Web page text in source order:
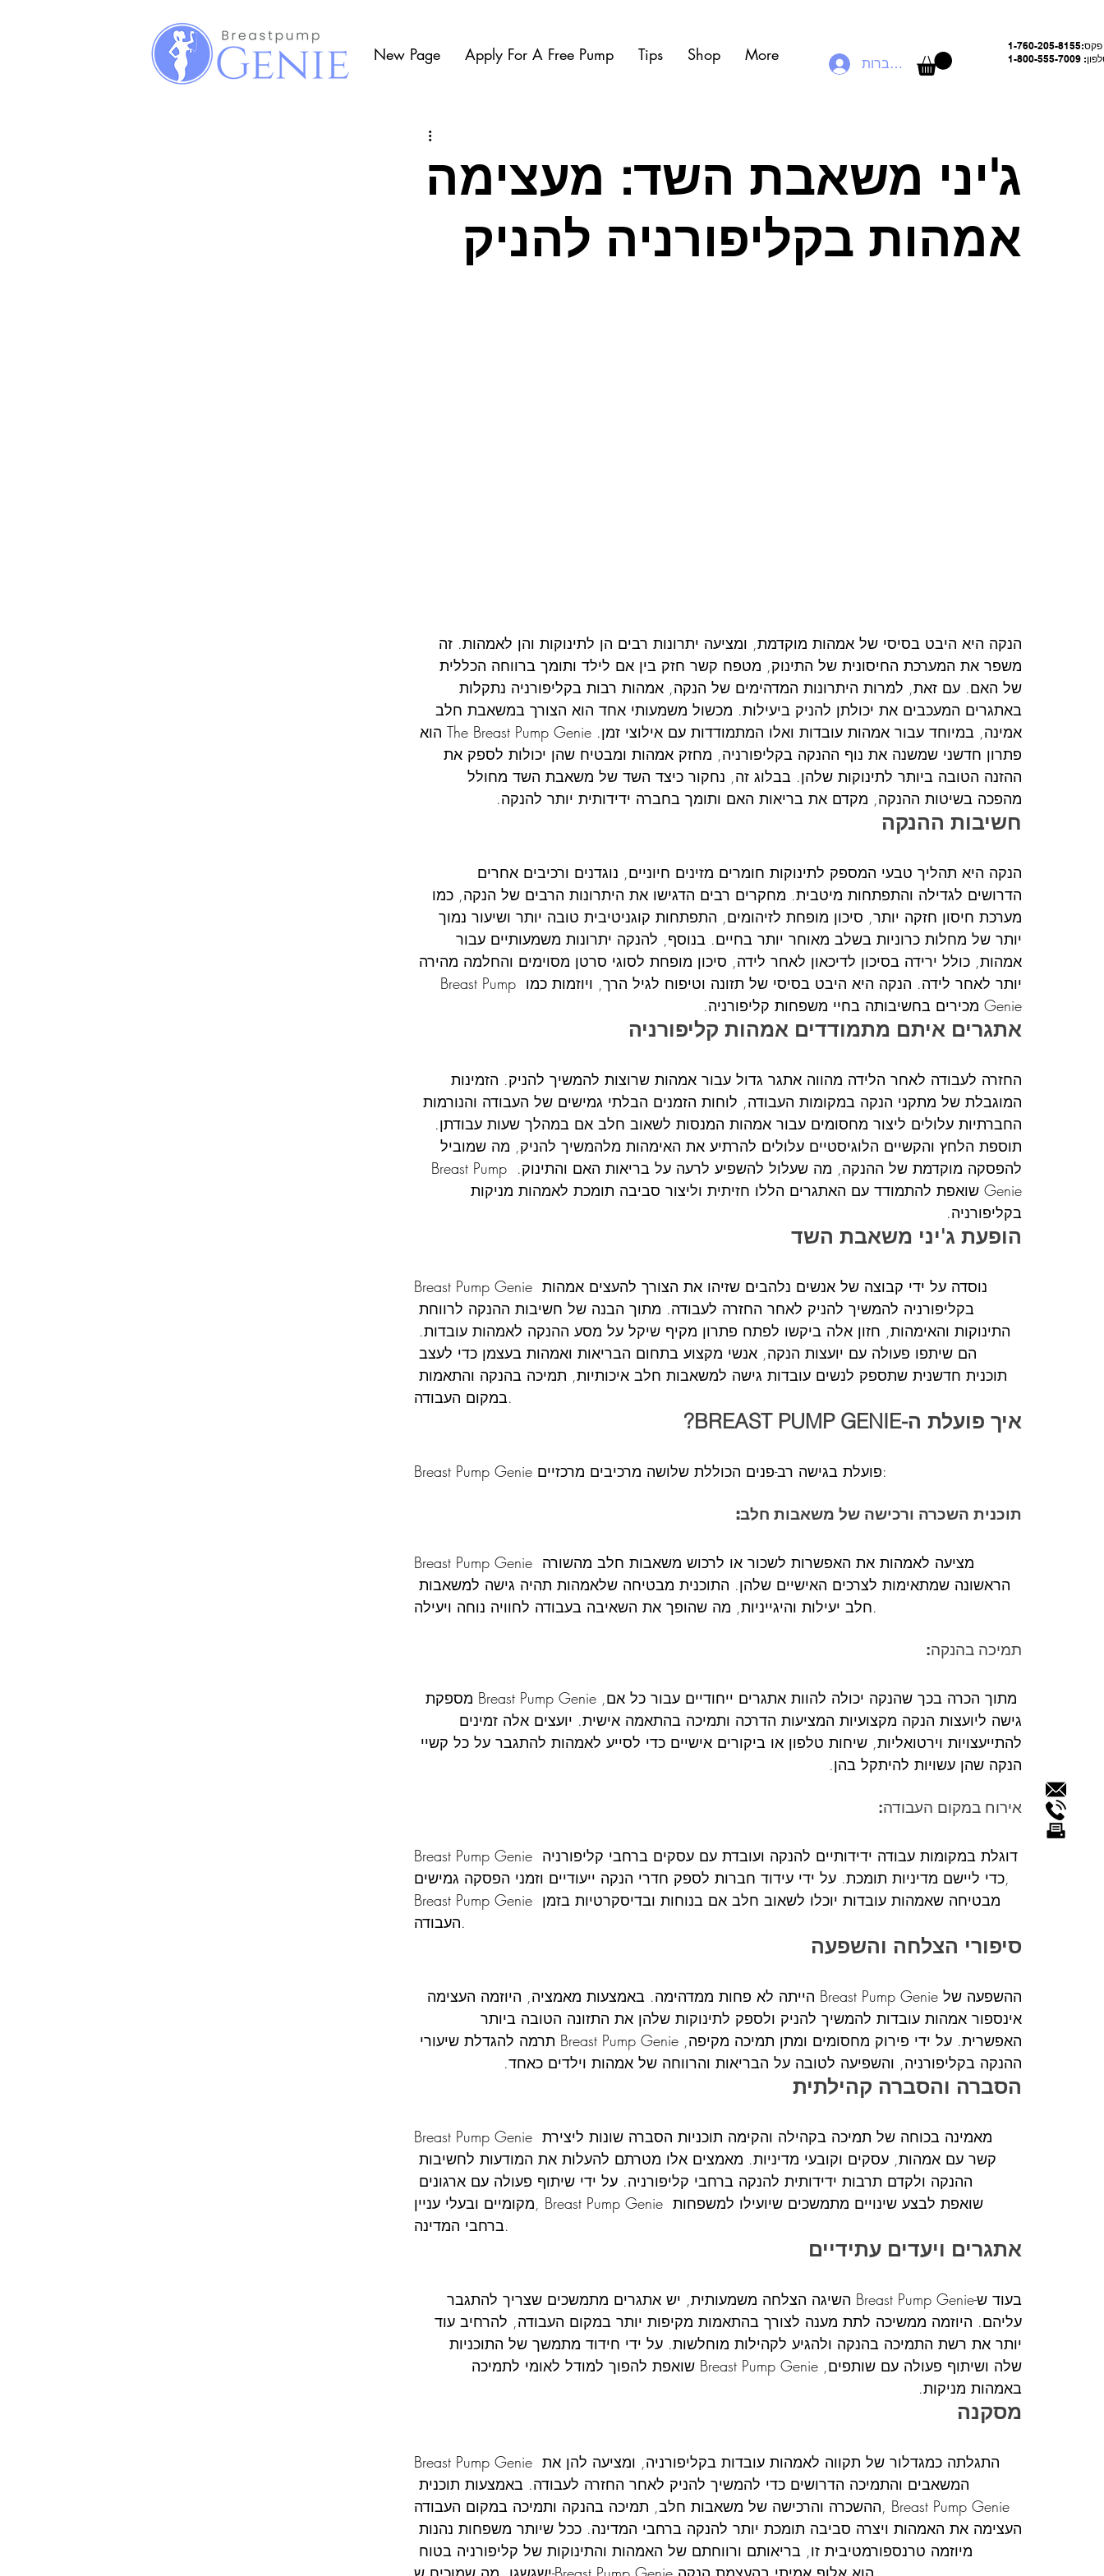
New Page Apply For A Free Pump Tips Shop More להתחברות
פקס:1-760-205-8155
1-800-555-7009
ג'יני משאבת השד: מעצימה
אמהות בקליפורניה להניק
הנקה היא היבט בסיסי של אמהות מוקדמת, ומציעה יתרונות רבים הן לתינוקות והן לאמהות. זה
משפר את המערכת החיסונית של התינוק, מטפח קשר חזק בין אם לילד ותומך ברווחה הכללית
של האם. עם זאת, למרות היתרונות המדהימים של הנקה, אמהות רבות בקליפורניה נתקלות
באתגרים המעכבים את יכולתן להניק ביעילות. מכשול משמעותי אחד הוא הצורך במשאבת חלב
אמינה, במיוחד עבור אמהות עובדות ואלו המתמודדות עם אילוצי זמן. The Breast Pump Genie הוא
פתרון חדשני שמשנה את נוף ההנקה בקליפורניה, מחזק אמהות ומבטיח שהן יכולות לספק את
ההזנה הטובה ביותר לתינוקות שלהן. בבלוג זה, נחקור כיצד השד של משאבת השד מחולל
מהפכה בשיטות ההנקה, מקדם את בריאות האם ותומך בחברה ידידותית יותר להנקה.
חשיבות ההנקה
הנקה היא תהליך טבעי המספק לתינוקות חומרים מזינים חיוניים, נוגדנים ורכיבים אחרים
הדרושים לגדילה והתפתחות מיטבית. מחקרים רבים הדגישו את היתרונות הרבים של הנקה, כמו
מערכת חיסון חזקה יותר, סיכון מופחת לזיהומים, התפתחות קוגניטיבית טובה יותר ושיעור נמוך
יותר של מחלות כרוניות בשלב מאוחר יותר בחיים. בנוסף, להנקה יתרונות משמעותיים עבור
אמהות, כולל ירידה בסיכון לדיכאון לאחר לידה, סיכון מופחת לסוגי סרטן מסוימים והחלמה מהירה
יותר לאחר לידה. הנקה היא היבט בסיסי של תזונה וטיפוח לגיל הרך, ויוזמות כמו Breast Pump
Genie מכירים בחשיבותה בחיי משפחות קליפורניה.
אתגרים איתם מתמודדים אמהות קליפורניה
החזרה לעבודה לאחר הלידה מהווה אתגר גדול עבור אמהות שרוצות להמשיך להניק. הזמינות
המוגבלת של מתקני הנקה במקומות העבודה, לוחות הזמנים הבלתי גמישים של העבודה והנורמות
החברתיות עלולים ליצור מחסומים עבור אמהות המנסות לשאוב חלב אם במהלך שעות עבודתן.
תוספת הלחץ והקשיים הלוגיסטיים עלולים להרתיע את האימהות מלהמשיך להניק, מה שמוביל
להפסקה מוקדמת של ההנקה, מה שעלול להשפיע לרעה על בריאות האם והתינוק. Breast Pump
Genie שואפת להתמודד עם האתגרים הללו חזיתית וליצור סביבה תומכת לאמהות מניקות
בקליפורניה.
הופעת ג'יני משאבת השד
Breast Pump Genie נוסדה על ידי קבוצה של אנשים נלהבים שזיהו את הצורך להעצים אמהות
בקליפורניה להמשיך להניק לאחר החזרה לעבודה. מתוך הבנה של חשיבות ההנקה לרווחת
התינוקות והאימהות, חזון אלה ביקשו לפתח פתרון מקיף שיקל על מסע ההנקה לאמהות עובדות.
הם שיתפו פעולה עם יועצות הנקה, אנשי מקצוע בתחום הבריאות ואמהות בעצמן כדי לעצב
תוכנית חדשנית שתספק לנשים עובדות גישה למשאבות חלב איכותיות, תמיכה בהנקה והתאמות
במקום העבודה.
איך פועלת ה-BREAST PUMP GENIE?
Breast Pump Genie פועלת בגישה רב-פנים הכוללת שלושה מרכיבים מרכזיים:
תוכנית השכרה ורכישה של משאבות חלב:
Breast Pump Genie מציעה לאמהות את האפשרות לשכור או לרכוש משאבות חלב מהשורה
הראשונה שמתאימות לצרכים האישיים שלהן. התוכנית מבטיחה שלאמהות תהיה גישה למשאבות
חלב יעילות והיגייניות, מה שהופך את השאיבה בעבודה לחוויה נוחה ויעילה.
תמיכה בהנקה:
מתוך הכרה בכך שהנקה יכולה להוות אתגרים ייחודיים עבור כל אם, Breast Pump Genie מספקת
גישה ליועצות הנקה מקצועיות המציעות הדרכה ותמיכה בהתאמה אישית. יועצים אלה זמינים
להתייעצויות וירטואליות, שיחות טלפון או ביקורים אישיים כדי לסייע לאמהות להתגבר על כל קשיי
הנקה שהן עשויות להיתקל בהן.
אירוח במקום העבודה:
Breast Pump Genie דוגלת במקומות עבודה ידידותיים להנקה ועובדת עם עסקים ברחבי קליפורניה
כדי ליישם מדיניות תומכת. על ידי עידוד חברות לספק חדרי הנקה ייעודיים וזמני הפסקה גמישים,
Breast Pump Genie מבטיחה שאמהות עובדות יוכלו לשאוב חלב אם בנוחות ובדיסקרטיות בזמן
העבודה.
סיפורי הצלחה והשפעה
ההשפעה של Breast Pump Genie הייתה לא פחות ממדהימה. באמצעות מאמציה, היוזמה העצימה
אינספור אמהות עובדות להמשיך להניק ולספק לתינוקות שלהן את התזונה הטובה ביותר
האפשרית. על ידי פירוק מחסומים ומתן תמיכה מקיפה, Breast Pump Genie תרמה להגדלת שיעורי
ההנקה בקליפורניה, והשפיעה לטובה על הבריאות והרווחה של אמהות וילדים כאחד.
הסברה והסברה קהילתית
Breast Pump Genie מאמינה בכוחה של תמיכה בקהילה והקימה תוכניות הסברה שונות ליצירת
קשר עם אמהות, עסקים וקובעי מדיניות. מאמצים אלו מטרתם להעלות את המודעות לחשיבות
ההנקה ולקדם תרבות ידידותית להנקה ברחבי קליפורניה. על ידי שיתוף פעולה עם ארגונים
מקומיים ובעלי עניין, Breast Pump Genie שואפת לבצע שינויים מתמשכים שיועילו למשפחות
ברחבי המדינה.
אתגרים ויעדים עתידיים
בעוד ש-Breast Pump Genie השיגה הצלחה משמעותית, יש אתגרים מתמשכים שצריך להתגבר
עליהם. היוזמה ממשיכה לתת מענה לצורך בהתאמות מקיפות יותר במקום העבודה, להרחיב עוד
יותר את רשת התמיכה בהנקה ולהגיע לקהילות מוחלשות. על ידי חידוד מתמשך של התוכניות
שלה ושיתוף פעולה עם שותפים, Breast Pump Genie שואפת להפוך למודל לאומי לתמיכה
באמהות מניקות.
מסקנה
Breast Pump Genie התגלתה כמגדלור של תקווה לאמהות עובדות בקליפורניה, ומציעה להן את
המשאבים והתמיכה הדרושים כדי להמשיך להניק לאחר החזרה לעבודה. באמצעות תוכנית
ההשכרה והרכישה של משאבות חלב, תמיכה בהנקה ותמיכה במקום העבודה, Breast Pump Genie
העצימה את האמהות ויצרה סביבה תומכת יותר להנקה ברחבי המדינה. ככל שיותר משפחות נהנות
מיוזמה טרנספורמטיבית זו, בריאותם ורווחתם של האמהות והתינוקות של קליפורניה בטוח